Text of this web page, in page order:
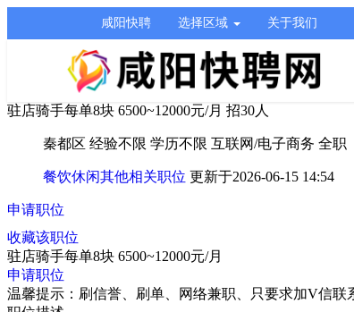
咸阳快聘 选择区域 关于我们
驻店骑手每单8块 6500~12000元/月 招30人
秦都区 经验不限 学历不限 互联网/电子商务 全职
餐饮休闲其他相关职位 更新于2026-06-15 14:54
申请职位
收藏该职位
驻店骑手每单8块 6500~12000元/月
申请职位
温馨提示：刷信誉、刷单、网络兼职、只要求加V信联